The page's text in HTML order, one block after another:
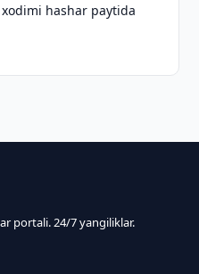
xodimi hashar paytida
portali. 24/7 yangiliklar.